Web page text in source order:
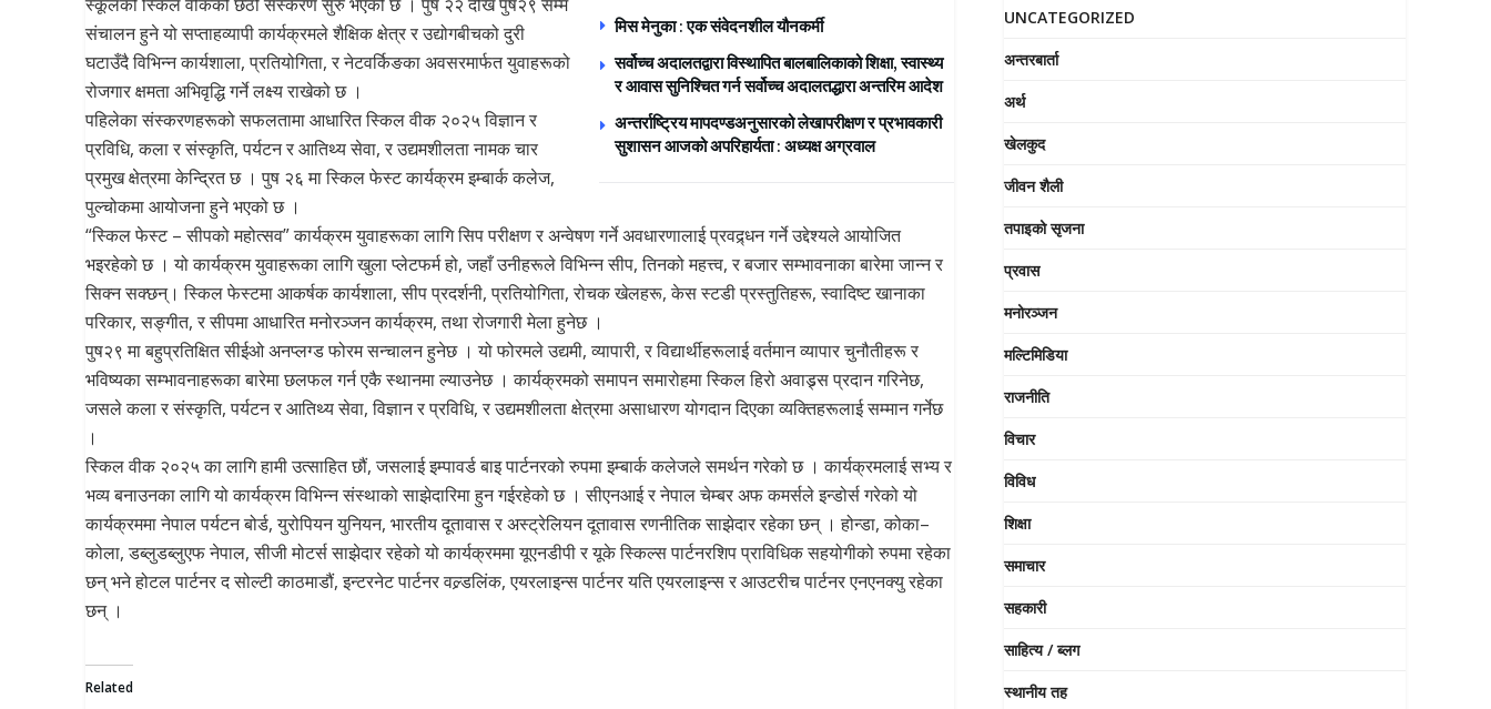
मिस मेनुका : एक संवेदनशील यौनकर्मी
सर्वोच्च अदालतद्वारा विस्थापित बालबालिकाको शिक्षा, स्वास्थ्य
र आवास सुनिश्चित गर्न सर्वोच्च अदालतद्धारा अन्तरिम आदेश
अन्तर्राष्ट्रिय मापदण्डअनुसारको लेखापरीक्षण र प्रभावकारी
सुशासन आजको अपरिहार्यता : अध्यक्ष अग्रवाल
स्कूलको स्किल वीकको छैठौं संस्करण सुरु भएको छ । पुष २२ देखि पुष२९ सम्म
संचालन हुने यो सप्ताहव्यापी कार्यक्रमले शैक्षिक क्षेत्र र उद्योगबीचको दुरी
घटाउँदै विभिन्न कार्यशाला, प्रतियोगिता, र नेटवर्किङका अवसरमार्फत युवाहरूको
रोजगार क्षमता अभिवृद्धि गर्ने लक्ष्य राखेको छ ।
पहिलेका संस्करणहरूको सफलतामा आधारित स्किल वीक २०२५ विज्ञान र
प्रविधि, कला र संस्कृति, पर्यटन र आतिथ्य सेवा, र उद्यमशीलता नामक चार
प्रमुख क्षेत्रमा केन्द्रित छ । पुष २६ मा स्किल फेस्ट कार्यक्रम इम्बार्क कलेज,
पुल्चोकमा आयोजना हुने भएको छ ।
“स्किल फेस्ट – सीपको महोत्सव” कार्यक्रम युवाहरूका लागि सिप परीक्षण र अन्वेषण गर्ने अवधारणालाई प्रवद्र्धन गर्ने उद्देश्यले आयोजित
भइरहेको छ । यो कार्यक्रम युवाहरूका लागि खुला प्लेटफर्म हो, जहाँ उनीहरूले विभिन्न सीप, तिनको महत्त्व, र बजार सम्भावनाका बारेमा जान्न र
सिक्न सक्छन्। स्किल फेस्टमा आकर्षक कार्यशाला, सीप प्रदर्शनी, प्रतियोगिता, रोचक खेलहरू, केस स्टडी प्रस्तुतिहरू, स्वादिष्ट खानाका
परिकार, सङ्गीत, र सीपमा आधारित मनोरञ्जन कार्यक्रम, तथा रोजगारी मेला हुनेछ ।
पुष२९ मा बहुप्रतिक्षित सीईओ अनप्लग्ड फोरम सन्चालन हुनेछ । यो फोरमले उद्यमी, व्यापारी, र विद्यार्थीहरूलाई वर्तमान व्यापार चुनौतीहरू र
भविष्यका सम्भावनाहरूका बारेमा छलफल गर्न एकै स्थानमा ल्याउनेछ । कार्यक्रमको समापन समारोहमा स्किल हिरो अवाड्र्स प्रदान गरिनेछ,
जसले कला र संस्कृति, पर्यटन र आतिथ्य सेवा, विज्ञान र प्रविधि, र उद्यमशीलता क्षेत्रमा असाधारण योगदान दिएका व्यक्तिहरूलाई सम्मान गर्नेछ
।
स्किल वीक २०२५ का लागि हामी उत्साहित छौं, जसलाई इम्पावर्ड बाइ पार्टनरको रुपमा इम्बार्क कलेजले समर्थन गरेको छ । कार्यक्रमलाई सभ्य र
भव्य बनाउनका लागि यो कार्यक्रम विभिन्न संस्थाको साझेदारिमा हुन गईरहेको छ । सीएनआई र नेपाल चेम्बर अफ कमर्सले इन्डोर्स गरेको यो
कार्यक्रममा नेपाल पर्यटन बोर्ड, युरोपियन युनियन, भारतीय दूतावास र अस्ट्रेलियन दूतावास रणनीतिक साझेदार रहेका छन् । होन्डा, कोका–
कोला, डब्लुडब्लुएफ नेपाल, सीजी मोटर्स साझेदार रहेको यो कार्यक्रममा यूएनडीपी र यूके स्किल्स पार्टनरशिप प्राविधिक सहयोगीको रुपमा रहेका
छन् भने होटल पार्टनर द सोल्टी काठमाडौं, इन्टरनेट पार्टनर वल्र्डलिंक, एयरलाइन्स पार्टनर यति एयरलाइन्स र आउटरीच पार्टनर एनएनक्यु रहेका
छन् ।
Related
UNCATEGORIZED
अन्तरबार्ता
अर्थ
खेलकुद
जीवन शैली
तपाइको सृजना
प्रवास
मनोरञ्जन
मल्टिमिडिया
राजनीति
विचार
विविध
शिक्षा
समाचार
सहकारी
साहित्य / ब्लग
स्थानीय तह